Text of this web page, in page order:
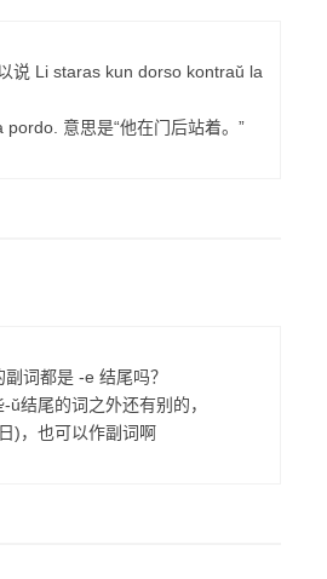
说 Li staras kun dorso kontraŭ la
意思是“他在门后站着。”
词都是 -e 结尾吗？
结尾的词之外还有别的，
)，也可以作副词啊